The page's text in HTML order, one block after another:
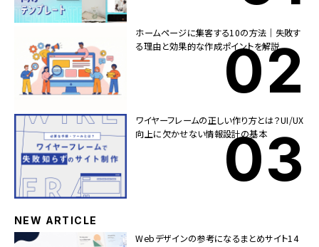
ホームページに集客する10の方法｜失敗す
る理由と効果的な作成ポイントを解説
ワイヤーフレームの正しい作り方とは？UI/UX
向上に欠かせない情報設計の基本
NEW ARTICLE
Webデザインの参考になるまとめサイト14